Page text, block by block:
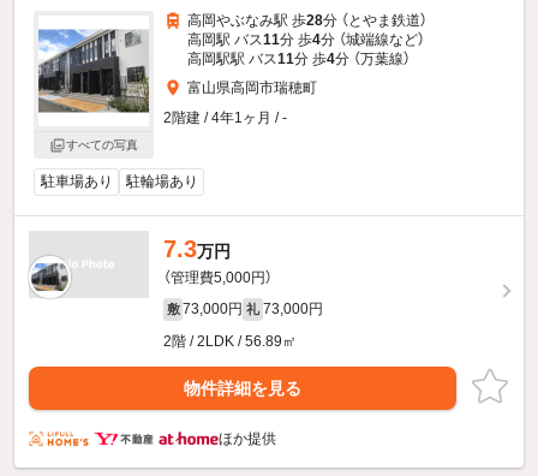
すべての写真
高岡やぶなみ駅 歩28分 （とやま鉄道）
高岡駅 バス11分 歩4分 （城端線など）
高岡駅駅 バス11分 歩4分 （万葉線）
富山県高岡市瑞穂町
2階建 / 4年1ヶ月 / -
駐車場あり 駐輪場あり
7.3万円
（管理費5,000円）
敷 73,000円 礼 73,000円
2階 / 2LDK / 56.89㎡
物件詳細を見る
ほか提供